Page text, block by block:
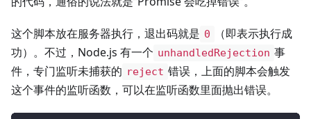
这个脚本放在服务器执行，退出码就是 0
（即表示执行成
功）。不过，Node.js 有一个 unhandledRejection 事
件，专门监听未捕获的 reject 错误，上面的脚本会触发
这个事件的监听函数，可以在监听函数里面抛出错误。